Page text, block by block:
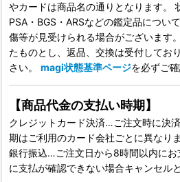
やカードは商品名の通りとなります。
PSA・BGS・ARSなどの鑑定品につい
傷等が見受けられる場合がございます
たものとし、返品、交換は受付してお
さい。 magi状態基準ページを必ずご
【商品代金の支払い時期】
クレジットカード決済…ご注文時に決
期はご利用のカード会社ごとに異なりま
銀行振込…ご注文日から8時間以内にお
に支払が確認できない場合キャンセル